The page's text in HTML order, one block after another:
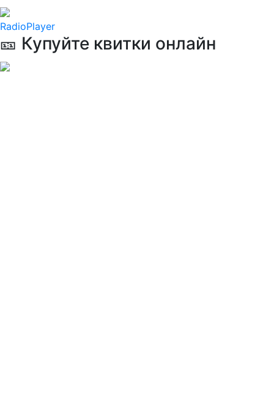
RadioPlayer
🎫 Купуйте квитки онлайн